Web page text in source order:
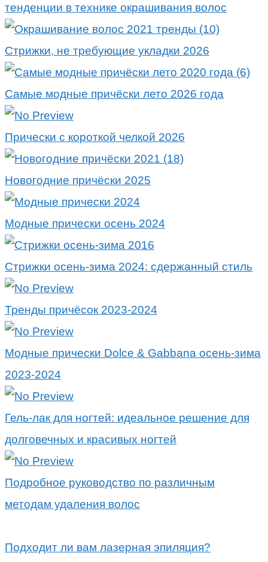
тенденции в технике окрашивания волос
Стрижки, не требующие укладки 2026
Самые модные причёски лето 2026 года
Прически с короткой челкой 2026
Новогодние причёски 2025
Модные прически осень 2024
Стрижки осень-зима 2024: сдержанный стиль
Тренды причёсок 2023-2024
Модные прически Dolce & Gabbana осень-зима
2023-2024
Гель-лак для ногтей: идеальное решение для
долговечных и красивых ногтей
Подробное руководство по различным
методам удаления волос
Подходит ли вам лазерная эпиляция?